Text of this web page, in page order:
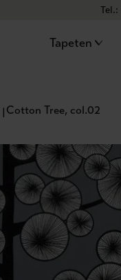
Tel.:
Tapeten
Cotton Tree, col.02